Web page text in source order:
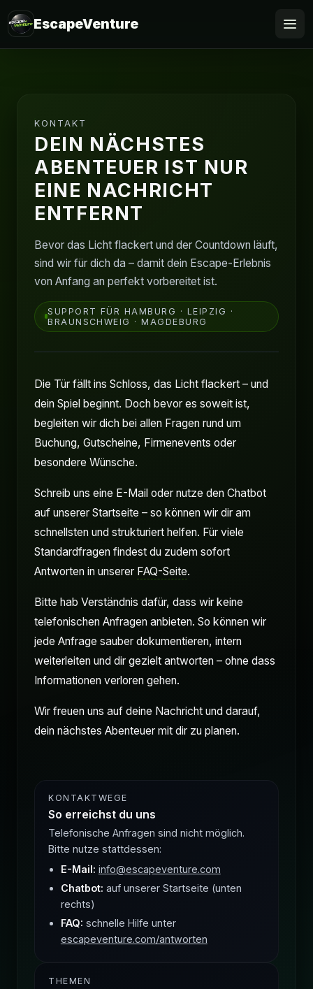
EscapeVenture
Gutschein
Business
@Home
FAQ
KONTAKT
DEIN NÄCHSTES
ABENTEUER IST NUR
EINE NACHRICHT
ENTFERNT
Bevor das Licht flackert und der Countdown läuft,
sind wir für dich da – damit dein Escape-Erlebnis
von Anfang an perfekt vorbereitet ist.
SUPPORT FÜR HAMBURG · LEIPZIG ·
BRAUNSCHWEIG · MAGDEBURG
Die Tür fällt ins Schloss, das Licht flackert – und
dein Spiel beginnt. Doch bevor es soweit ist,
begleiten wir dich bei allen Fragen rund um
Buchung, Gutscheine, Firmenevents oder
besondere Wünsche.
Schreib uns eine E-Mail oder nutze den Chatbot
auf unserer Startseite – so können wir dir am
schnellsten und strukturiert helfen. Für viele
Standardfragen findest du zudem sofort
Antworten in unserer FAQ-Seite.
Bitte hab Verständnis dafür, dass wir keine
telefonischen Anfragen anbieten. So können wir
jede Anfrage sauber dokumentieren, intern
weiterleiten und dir gezielt antworten – ohne dass
Informationen verloren gehen.
Wir freuen uns auf deine Nachricht und darauf,
dein nächstes Abenteuer mit dir zu planen.
KONTAKTWEGE
So erreichst du uns
Telefonische Anfragen sind nicht möglich.
Bitte nutze stattdessen:
E-Mail: info@escapeventure.com
Chatbot: auf unserer Startseite (unten
rechts)
FAQ: schnelle Hilfe unter
escapeventure.com/antworten
THEMEN